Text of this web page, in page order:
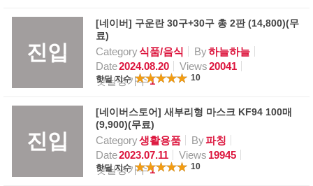
진입
[네이버] 구운란 30구+30구 총 2판 (14,800)(무
료)
Category식품/음식 By하늘하늘
Date2024.08.20 Views20041
핫딜평가수1
핫딜 지수 10
진입
[네이버스토어] 새부리형 마스크 KF94 100매
(9,900)(무료)
Category생활용품 By파칭
Date2023.07.11 Views 19945
핫딜평가수1
핫딜 지수 10